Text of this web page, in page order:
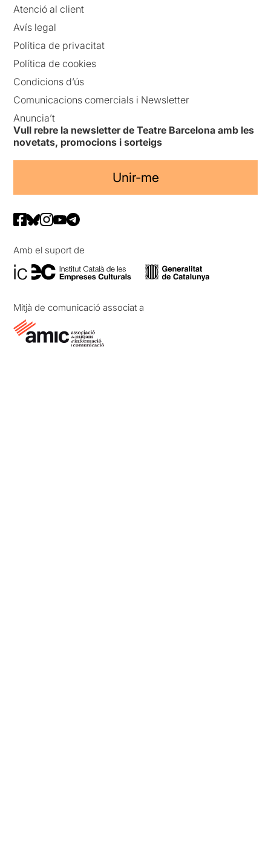
Atenció al client
Avís legal
Política de privacitat
Política de cookies
Condicions d’ús
Comunicacions comercials i Newsletter
Anuncia’t
Vull rebre la newsletter de Teatre Barcelona amb les
novetats, promocions i sorteigs
Unir-me
Amb el suport de
Mitjà de comunicació associat a